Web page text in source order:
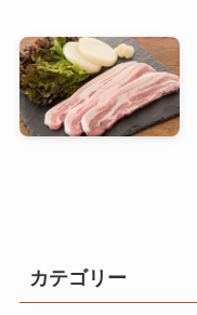
カテゴリー